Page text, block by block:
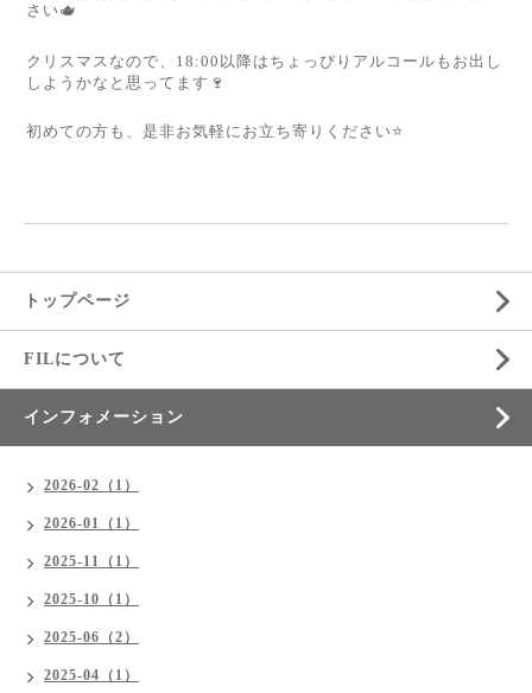
さい🫖
クリスマスなので、18:00以降はちょっぴりアルコールもお出し
しようかなと思ってます🍷
初めての方も、是非お気軽にお立ち寄りください⭐️
トップページ
FILについて
インフォメーション
2026-02（1）
2026-01（1）
2025-11（1）
2025-10（1）
2025-06（2）
2025-04（1）